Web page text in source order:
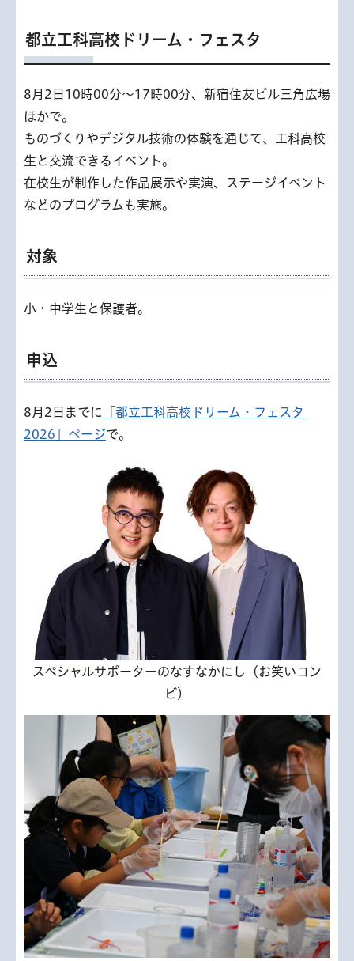
都立工科高校ドリーム・フェスタ
8月2日10時00分～17時00分、新宿住友ビル三角広場
ほかで。
ものづくりやデジタル技術の体験を通じて、工科高校
生と交流できるイベント。
在校生が制作した作品展示や実演、ステージイベント
などのプログラムも実施。
対象
小・中学生と保護者。
申込
8月2日までに
「都立工科高校ドリーム・フェスタ
2026」ページで。
スペシャルサポーターのなすなかにし（お笑いコン
ビ）